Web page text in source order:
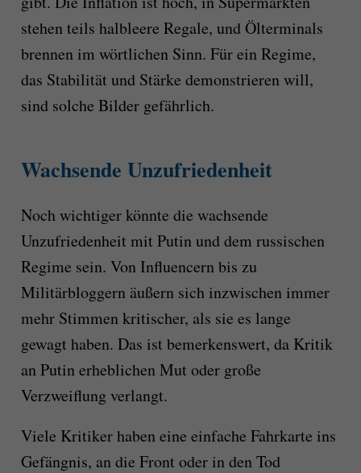
stehen teils halbleere Regale, und Ölterminals
brennen im wörtlichen Sinn. Für ein Regime,
das Stabilität und Stärke demonstrieren will,
sind solche Bilder gefährlich.
Wachsende Unzufriedenheit
Noch wichtiger könnte die wachsende
Unzufriedenheit mit Putin und dem russischen
Regime sein. Von Influencern bis zu
Militärbloggern äußern sich inzwischen immer
mehr Stimmen kritischer, als sie es lange
gewagt haben. Das ist bemerkenswert, da Kritik
an Putin erheblichen Mut oder große
Verzweiflung verlangt.
Viele Kritiker haben eine einfache Fahrkarte ins
Gefängnis, an die Front oder in den Tod